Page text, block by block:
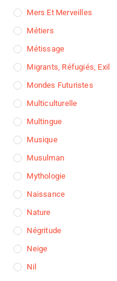
Mers Et Merveilles
Métiers
Métissage
Migrants, Réfugiés, Exil
Mondes Futuristes
Multiculturelle
Multingue
Musique
Musulman
Mythologie
Naissance
Nature
Négritude
Neige
Nil